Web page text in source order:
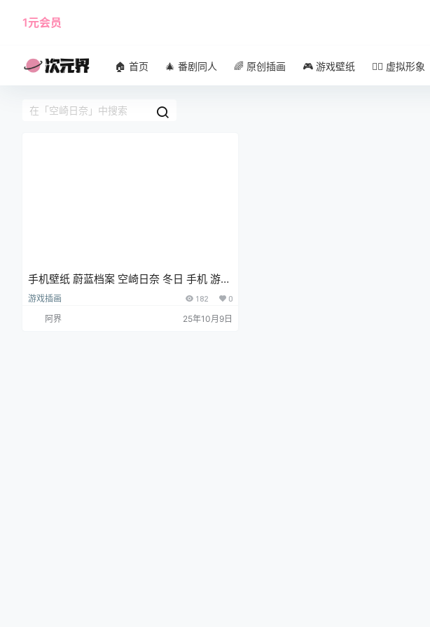
1元会员
🏠 首页 🎄 番剧同人 🌈 原创插画 🎮 游戏壁纸 🧚‍♀️ 虚拟形象
手机壁纸 蔚蓝档案 空崎日奈 冬日 手机 游戏
壁纸 插画美图
游戏插画 182
0
阿界
25年10月9日